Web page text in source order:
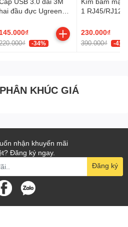
hai đầu đực Ugreen
145.000₫
-34%
1 RJ45/RJ12/
Ugreen 35971
230.000₫
390.000₫ -41%
KHÚC GIÁ
nhận khuyến mãi
Đăng ký ngay.
Đăng ký